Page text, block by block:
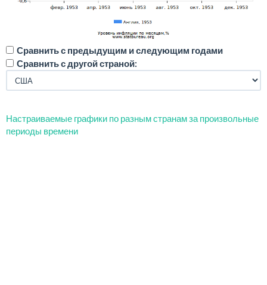
Сравнить с предыдущим и следующим годами
Сравнить с другой страной:
Настраиваемые графики по разным странам за произвольные
периоды времени